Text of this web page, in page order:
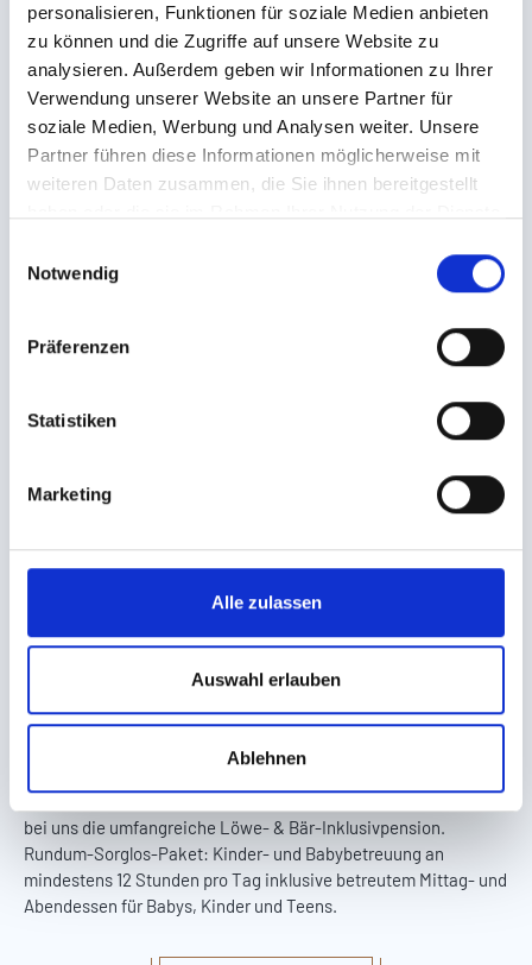
personalisieren, Funktionen für soziale Medien anbieten
zu können und die Zugriffe auf unsere Website zu
analysieren. Außerdem geben wir Informationen zu Ihrer
Verwendung unserer Website an unsere Partner für
soziale Medien, Werbung und Analysen weiter. Unsere
Partner führen diese Informationen möglicherweise mit
weiteren Daten zusammen, die Sie ihnen bereitgestellt
Notwendig
Präferenzen
Statistiken
Marketing
Alle zulassen
Auswahl erlauben
Ablehnen
Bär*****
Bär***** in einer Balu oder Alpini Suite
Samstag
PRO FAMILIE
Bär*****
Verbringen Sie
unbeschwerte
Bär***** in einer
ein Baby bis 2
Samstag
Weitere Suiten
entdecken
unseren wunderschönen Suiten zum Spezialpreis. Sie genießen
bei uns die umfangreiche Löwe- & Bär-Inklusivpension.
Rundum-Sorglos-Paket: Kinder- und Babybetreuung an
mindestens 12 Stunden pro Tag inklusive betreutem Mittag- und
Abendessen für Babys, Kinder und Teens.